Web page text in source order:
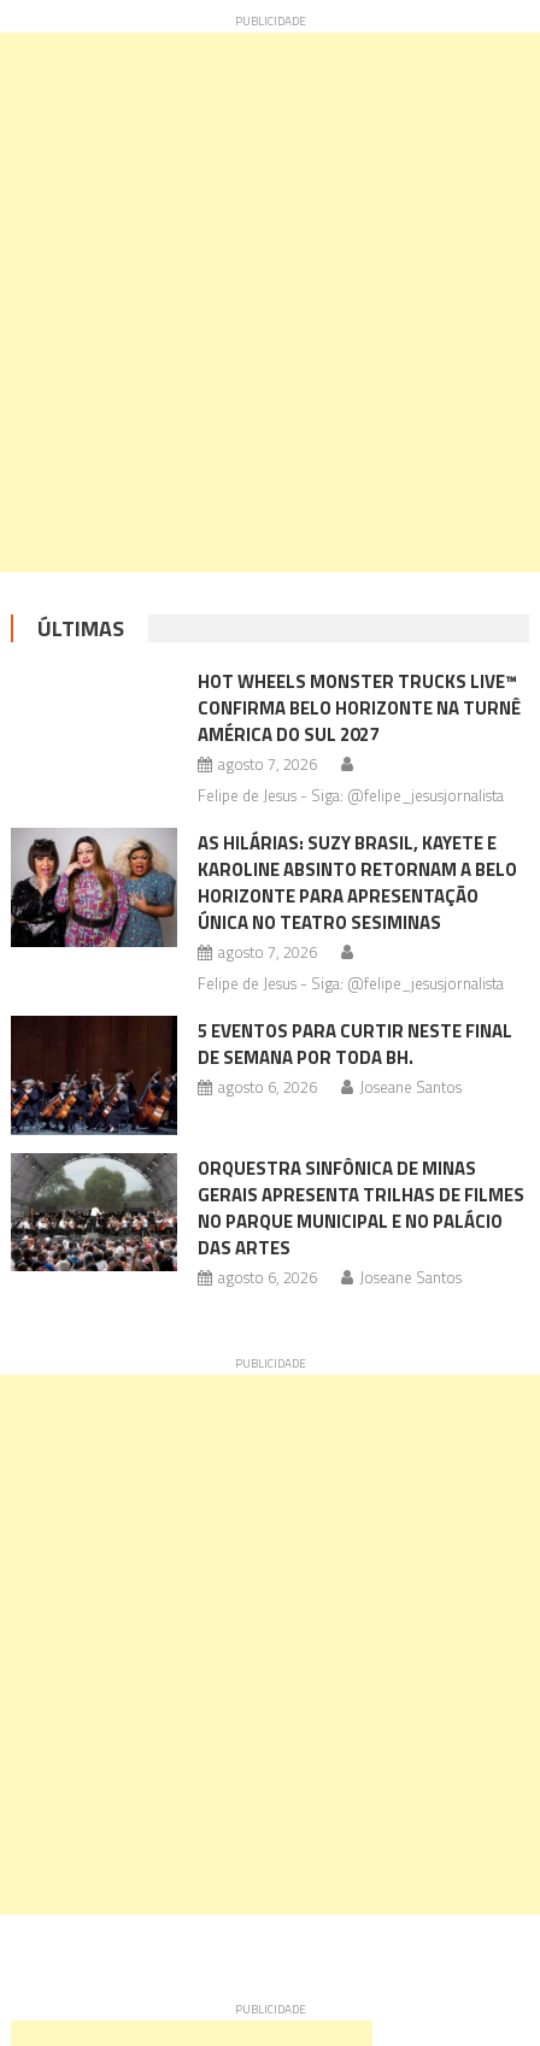
ÚLTIMAS
HOT WHEELS MONSTER TRUCKS LIVE™
CONFIRMA BELO HORIZONTE NA TURNÊ
AMÉRICA DO SUL 2027
agosto 7, 2026
Felipe de Jesus - Siga: @felipe_jesusjornalista
AS HILÁRIAS: SUZY BRASIL, KAYETE E
KAROLINE ABSINTO RETORNAM A BELO
HORIZONTE PARA APRESENTAÇÃO
ÚNICA NO TEATRO SESIMINAS
agosto 7, 2026
Felipe de Jesus - Siga: @felipe_jesusjornalista
5 EVENTOS PARA CURTIR NESTE FINAL
DE SEMANA POR TODA BH.
agosto 6, 2026 Joseane Santos
ORQUESTRA SINFÔNICA DE MINAS
GERAIS APRESENTA TRILHAS DE FILMES
NO PARQUE MUNICIPAL E NO PALÁCIO
DAS ARTES
agosto 6, 2026 Joseane Santos